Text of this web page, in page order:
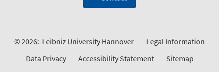
© 2026: Leibniz University Hannover
Legal Information
Data Privacy
Accessibility Statement Sitemap